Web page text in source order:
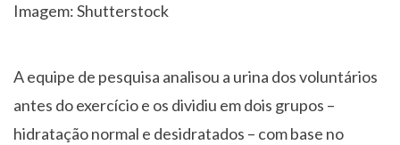
Imagem: Shutterstock
A equipe de pesquisa analisou a urina dos voluntários
antes do exercício e os dividiu em dois grupos –
hidratação normal e desidratados – com base no